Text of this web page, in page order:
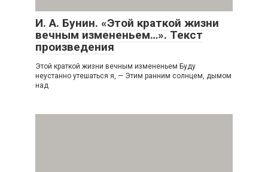
И. А. Бунин. «Этой краткой жизни
вечным измененьем…». Текст
произведения
Этой краткой жизни вечным измененьем Буду
неустанно утешаться я, — Этим ранним солнцем, дымом
над